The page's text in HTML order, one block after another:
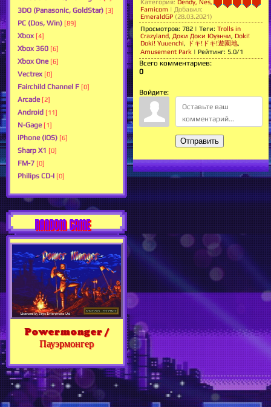
3DO (Panasonic, GoldStar) [3]
PC (Dos, Win) [89]
Xbox [4]
Xbox 360 [6]
Xbox One [6]
Vectrex [0]
Fairchild Channel F [0]
Arcade [2]
Android [11]
N-Gage [1]
iPhone (IOS) [6]
Sharp X1 [0]
FM-7 [0]
Philips CD-I [0]
RANDOM GAME
Powermonger /
Пауэрмонгер
Категория: Dendy, Nes,
Famicom | Добавил:
EmeraldGP (28.03.2021)
Просмотров: 782 | Теги: Trolls in
Crazyland, Доки Доки Юуэнчи, Doki!
Doki! Yuuenchi, ドキ!ドキ!遊園地,
Amusement Park | Рейтинг: 5.0/1
Всего комментариев:
0
Войдите:
Отправить